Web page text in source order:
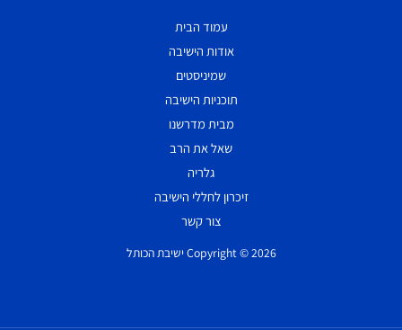
עמוד הבית
אודות הישיבה
שמיניסטים
תוכניות הישיבה
מבית מדרשנו
שאל את הרב
גלריה
זיכרון לחללי הישיבה
צור קשר
Copyright © 2026 ישיבת הכותל